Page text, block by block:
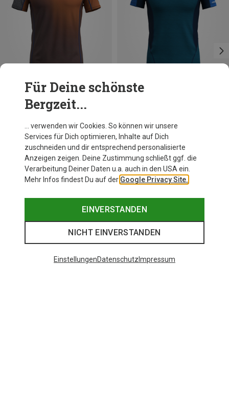
Du sparst 36%
Für Deine schönste
Bergzeit...
… verwenden wir Cookies. So können wir unsere
Services für Dich optimieren, Inhalte auf Dich
zuschneiden und dir entsprechend personalisierte
Anzeigen zeigen. Deine Zustimmung schließt ggf. die
Verarbeitung Deiner Daten u.a. auch in den USA ein.
Mehr Infos findest Du auf der Google Privacy Site.
EINVERSTANDEN
NICHT EINVERSTANDEN
EinstellungenDatenschutz Impressum